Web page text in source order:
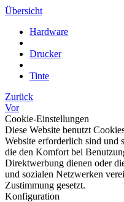
Übersicht
Hardware
Drucker
Tinte
Zurück
Vor
Cookie-Einstellungen
Diese Website benutzt
Website erforderlich sind und
die den Komfort bei
Direktwerbung dienen oder
und sozialen Netzwerken
Zustimmung gesetzt.
Konfiguration